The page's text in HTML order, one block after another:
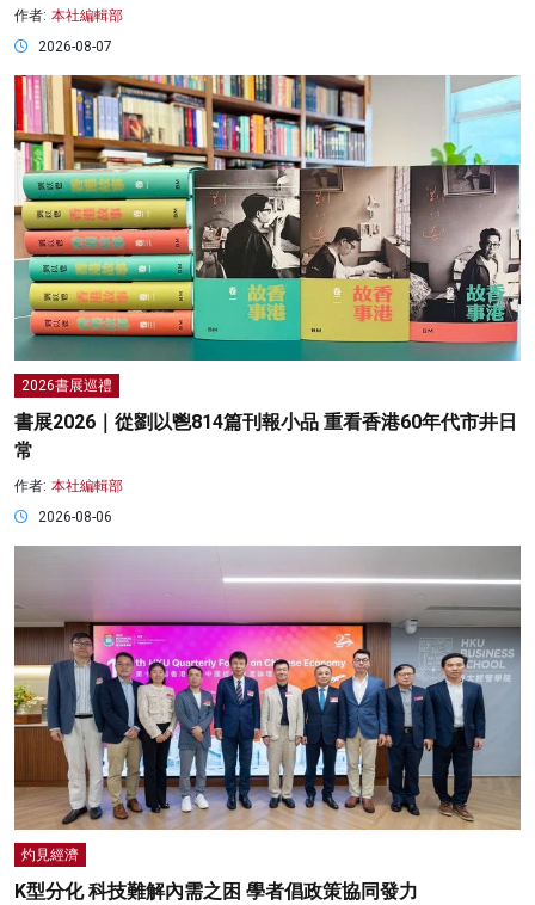
作者: 本社編輯部
2026-08-07
2026書展巡禮
書展2026｜從劉以鬯814篇刊報小品 重看香港60年代市井日
常
作者: 本社編輯部
2026-08-06
灼見經濟
K型分化 科技難解內需之困 學者倡政策協同發力